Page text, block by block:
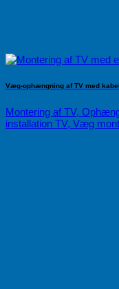
Væg-ophængning af TV med
Montering af TV,
installation TV, Væg